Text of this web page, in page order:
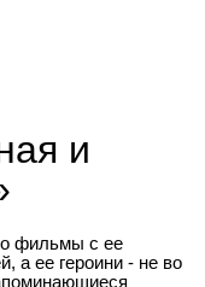
и
фильмы с ее
а ее героини - не во